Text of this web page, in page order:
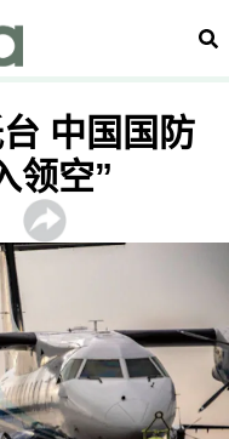
搜
中国国防
领空”